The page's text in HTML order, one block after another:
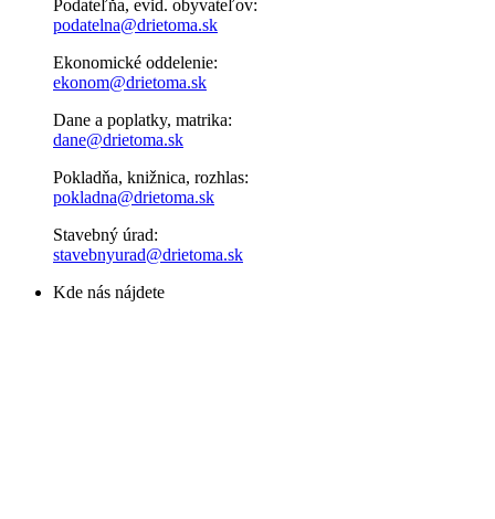
Podateľňa, evid. obyvateľov:
podatelna@drietoma.sk
Ekonomické oddelenie:
ekonom@drietoma.sk
Dane a poplatky, matrika:
dane@drietoma.sk
Pokladňa, knižnica, rozhlas:
pokladna@drietoma.sk
Stavebný úrad:
stavebnyurad@drietoma.sk
Kde nás nájdete